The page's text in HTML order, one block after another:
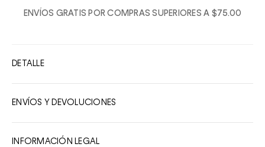
2ENVÍOS GRATIS POR COMPRAS SUPERIORES A $75.00
DETALLE
ENVÍOS Y DEVOLUCIONES
INFORMACIÓN LEGAL